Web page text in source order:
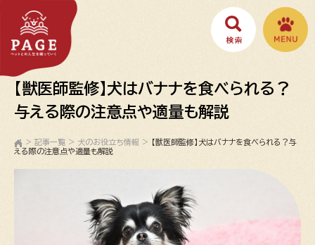
【獣医師監修】犬はバナナを食べられる？
与える際の注意点や適量も解説
> 記事一覧 > 犬のお役立ち情報 >
【獣医師監修】犬はバナナを食べられる？与
える際の注意点や適量も解説